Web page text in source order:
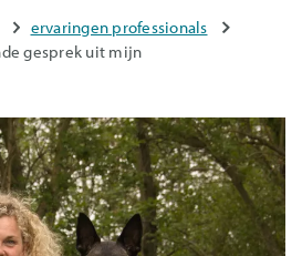
ervaringen professionals
gesprek uit mijn